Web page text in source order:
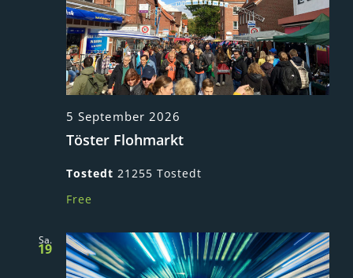
5 September 2026
Töster Flohmarkt
Tostedt 21255 Tostedt
Free
Sa.
19